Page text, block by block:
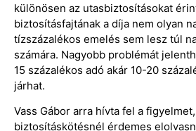
különösen az utasbiztosításokat
biztosításfajtának a díja nem olyan
tízszázalékos emelés sem lesz túl
számára. Nagyobb problémát
15 százalékos adó akár 10-20
járhat.
Vass Gábor arra hívta fel a
biztosításkötésnél érdemes